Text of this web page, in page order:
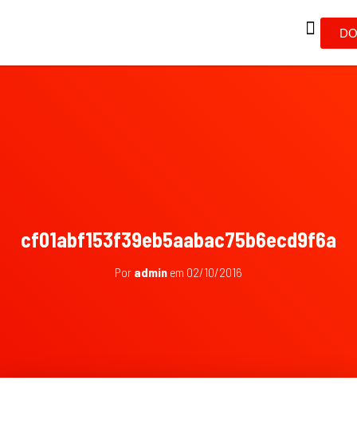
cf01abf153f39eb5aabac75b6ecd9f6a
Por admin em 02/10/2016